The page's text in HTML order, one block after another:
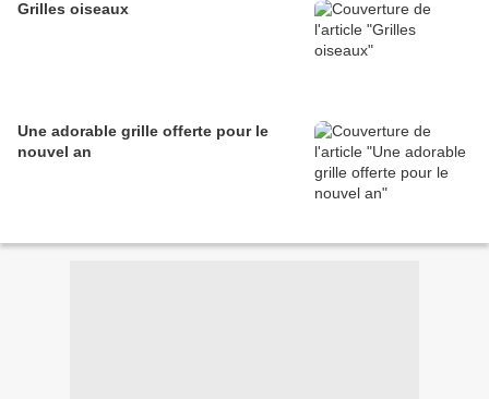
Grilles oiseaux
Une adorable grille offerte pour le
nouvel an